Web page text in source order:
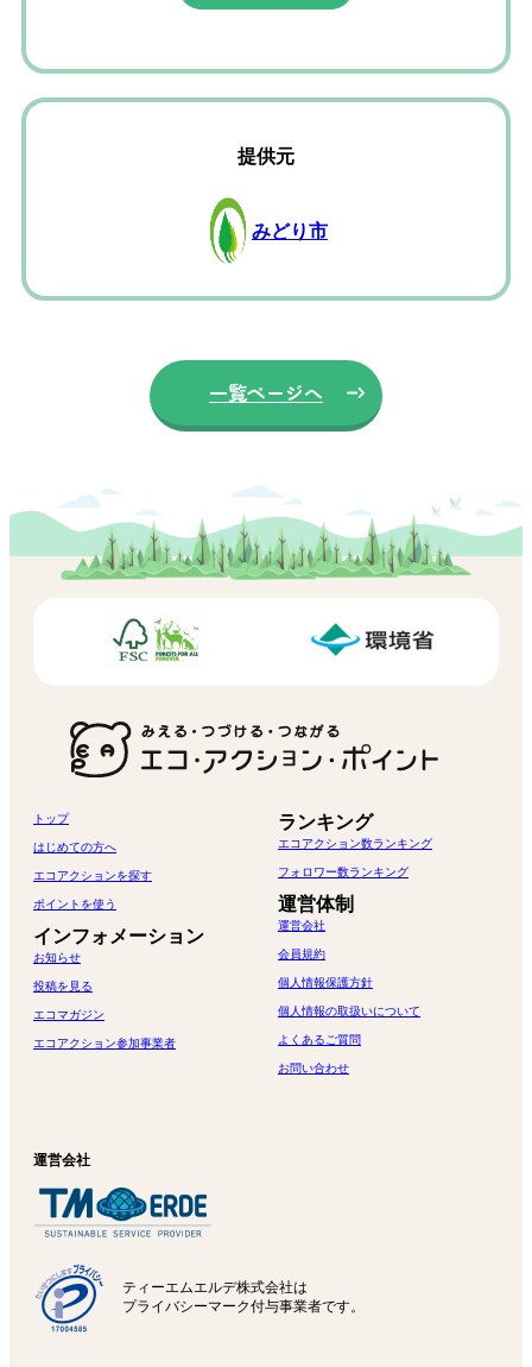
提供元
みどり市
一覧ページへ
トップ
はじめての方へ
エコアクションを探す
ポイントを使う
インフォメーション
お知らせ
投稿を見る
エコマガジン
エコアクション参加事業者
ランキング
エコアクション数ランキング
フォロワー数ランキング
運営体制
運営会社
会員規約
個人情報保護方針
個人情報の取扱いについて
よくあるご質問
お問い合わせ
運営会社
ティーエムエルデ株式会社は
プライバシーマーク付与事業者です。